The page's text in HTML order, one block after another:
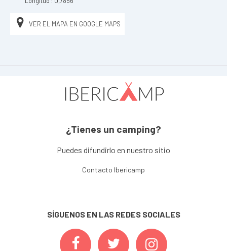
VER EL MAPA EN GOOGLE MAPS
¿Tienes un camping?
Puedes difundirlo en nuestro sitio
Contacto Ibericamp
SÍGUENOS EN LAS REDES SOCIALES